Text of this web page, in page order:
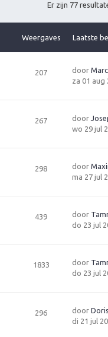
Er zijn 77
Weergaves Laatste
207 door
za 01 aug
267 door
wo 29 jul
298 door
ma 27 jul
439 door
do 23 jul
1833 door
do 23 jul
296 door
di 21 jul